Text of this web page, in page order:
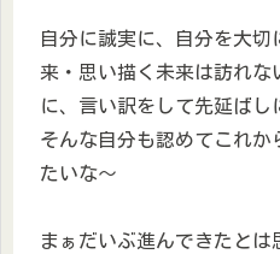
自分に誠実に、自分を大
来・思い描く未来は訪れな
に、言い訳をして先延ばし
そんな自分も認めてこれか
たいな～
まぁだいぶ進んできたと